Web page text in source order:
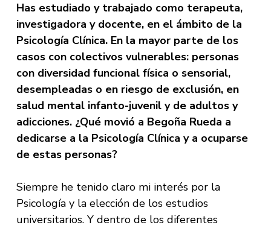
Has estudiado y trabajado como terapeuta,
investigadora y docente, en el ámbito de la
Psicología Clínica. En la mayor parte de los
casos con colectivos vulnerables: personas
con diversidad funcional física o sensorial,
desempleadas o en riesgo de exclusión, en
salud mental infanto-juvenil y de adultos y
adicciones. ¿Qué movió a Begoña Rueda a
dedicarse a la Psicología Clínica y a ocuparse
de estas personas?
Siempre he tenido claro mi interés por la
Psicología y la elección de los estudios
universitarios. Y dentro de los diferentes